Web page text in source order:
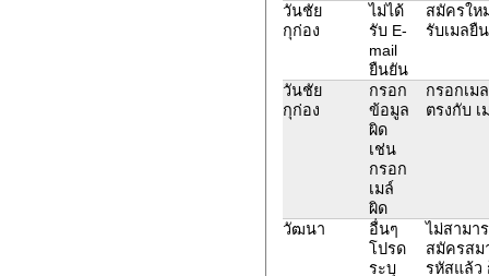
วันชัย
กุก่อง
ไม่ได้
รับ E-
mail
ยืนยัน
สมัครให
รับเมลยื
วันชัย
กุก่อง
กรอก
ข้อมูล
ผิด
เช่น
กรอก
เมล์
ผิด
กรอกเม
ตรงกับ
วัฒนา
อื่นๆ
โปรด
ระบุ
ไม่สามา
สมัครสม
รหัสแล้ว